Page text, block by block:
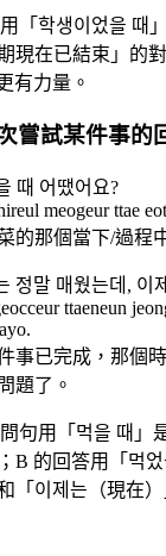
「학생이었을 때
現在已結束」的
有力量。
嘗試某件事的
때 어땠어요?
meogeur ttae
那個當下/過程
정말 매웠는데, 이
ttaeneun
已完成，那個時
題了。
句用「먹을 때」
B 的回答用「먹
「이제는（現在